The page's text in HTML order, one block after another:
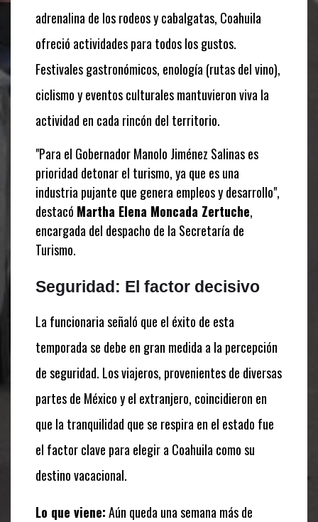
adrenalina de los rodeos y cabalgatas, Coahuila
ofreció actividades para todos los gustos.
Festivales gastronómicos, enología (rutas del vino),
ciclismo y eventos culturales mantuvieron viva la
actividad en cada rincón del territorio.
"Para el Gobernador Manolo Jiménez Salinas es
prioridad detonar el turismo, ya que es una
industria pujante que genera empleos y desarrollo",
destacó Martha Elena Moncada Zertuche,
encargada del despacho de la Secretaría de
Turismo.
Seguridad: El factor decisivo
La funcionaria señaló que el éxito de esta
temporada se debe en gran medida a la percepción
de seguridad. Los viajeros, provenientes de diversas
partes de México y el extranjero, coincidieron en
que la tranquilidad que se respira en el estado fue
el factor clave para elegir a Coahuila como su
destino vacacional.
Lo que viene:Aún queda una semana más de